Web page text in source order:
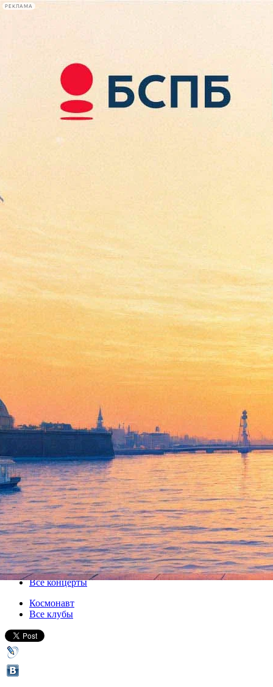
РЕКЛАМА
Сегодня:
2026.08.09
09:20
Афиша Plus
A Joy Division Celebration!
Peter Hook & The Light
03 марта 2012, суббота,20.00
Версия для печати
Все концерты
Космонавт
Все клубы